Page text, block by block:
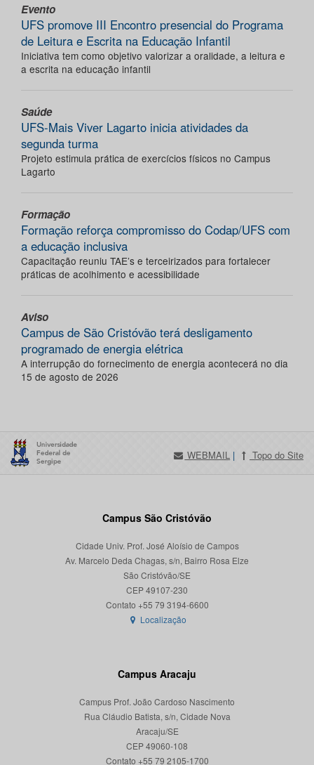
Evento
UFS promove III Encontro presencial do Programa
de Leitura e Escrita na Educação Infantil
Iniciativa tem como objetivo valorizar a oralidade, a leitura e
a escrita na educação infantil
Saúde
UFS-Mais Viver Lagarto inicia atividades da
segunda turma
Projeto estimula prática de exercícios físicos no Campus
Lagarto
Formação
Formação reforça compromisso do Codap/UFS com
a educação inclusiva
Capacitação reuniu TAE’s e terceirizados para fortalecer
práticas de acolhimento e acessibilidade
Aviso
Campus de São Cristóvão terá desligamento
programado de energia elétrica
A interrupção do fornecimento de energia acontecerá no dia
15 de agosto de 2026
WEBMAIL | Topo do Site
Campus São Cristóvão
Cidade Univ. Prof. José Aloísio de Campos
Av. Marcelo Deda Chagas, s/n, Bairro Rosa Elze
São Cristóvão/SE
CEP 49107-230
Localização
Campus Aracaju
Campus Prof. João Cardoso Nascimento
Rua Cláudio Batista, s/n, Cidade Nova
Aracaju/SE
CEP 49060-108